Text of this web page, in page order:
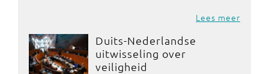
Lees meer
Duits-Nederlandse
uitwisseling over
veiligheid